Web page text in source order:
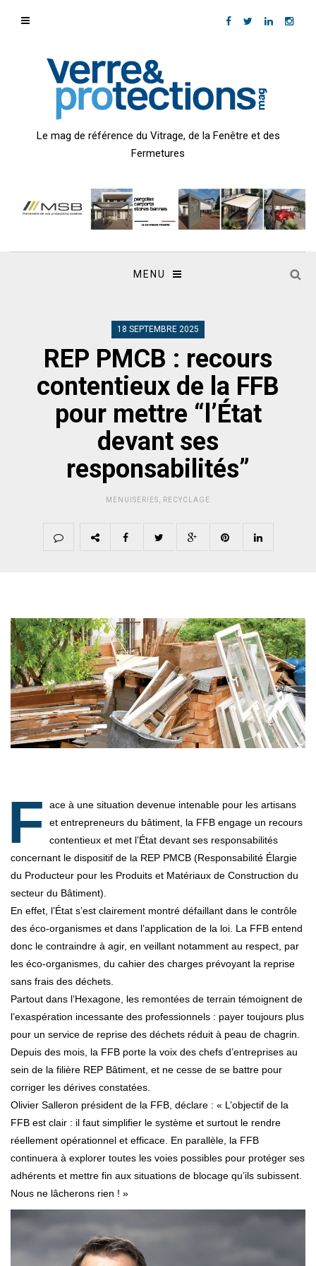
Le mag de référence du Vitrage, de la Fenêtre et des
Fermetures
MENU
18 SEPTEMBRE 2025
REP PMCB : recours
contentieux de la FFB
pour mettre “l’État
devant ses
responsabilités”
MENUISERIES RECYCLAGE
F
ace à une situation devenue intenable pour les artisans
et entrepreneurs du bâtiment, la FFB engage un recours
contentieux et met l’État devant ses responsabilités
concernant le dispositif de la REP PMCB (Responsabilité Élargie
du Producteur pour les Produits et Matériaux de Construction du
secteur du Bâtiment).
En effet, l’État s’est clairement montré défaillant dans le contrôle
des éco-organismes et dans l’application de la loi. La FFB entend
donc le contraindre à agir, en veillant notamment au respect, par
les éco-organismes, du cahier des charges prévoyant la reprise
sans frais des déchets.
Partout dans l’Hexagone, les remontées de terrain témoignent de
l’exaspération incessante des professionnels : payer toujours plus
pour un service de reprise des déchets réduit à peau de chagrin.
Depuis des mois, la FFB porte la voix des chefs d’entreprises au
sein de la filière REP Bâtiment, et ne cesse de se battre pour
corriger les dérives constatées.
Olivier Salleron président de la FFB, déclare : « L’objectif de la
FFB est clair : il faut simplifier le système et surtout le rendre
réellement opérationnel et efficace. En parallèle, la FFB
continuera à explorer toutes les voies possibles pour protéger ses
adhérents et mettre fin aux situations de blocage qu’ils subissent.
Nous ne lâcherons rien ! »